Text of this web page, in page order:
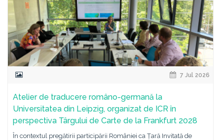
7 Jul 2026
Atelier de traducere româno-germană la
Universitatea din Leipzig, organizat de ICR în
perspectiva Târgului de Carte de la Frankfurt 2028
În contextul pregătirii participării României ca Țară Invitată de